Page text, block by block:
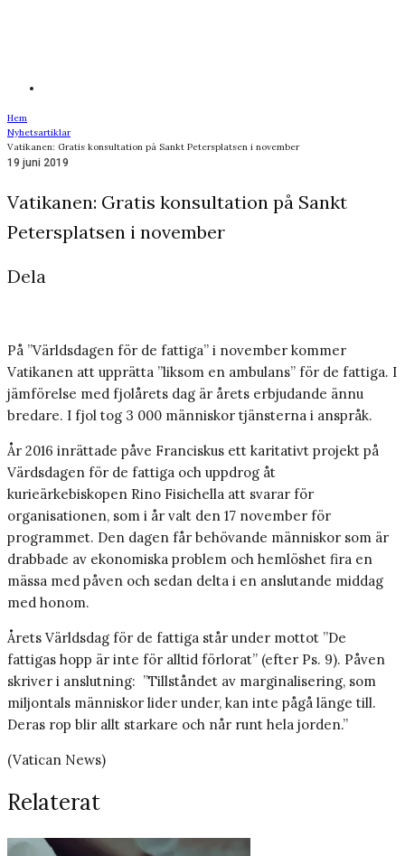
Hem
Nyhetsartiklar
Vatikanen: Gratis konsultation på Sankt Petersplatsen i november
19 juni 2019
Vatikanen: Gratis konsultation på Sankt
Petersplatsen i november
Dela
På ”Världsdagen för de fattiga” i november kommer
Vatikanen att upprätta ”liksom en ambulans” för de fattiga. I
jämförelse med fjolårets dag är årets erbjudande ännu
bredare. I fjol tog 3 000 människor tjänsterna i anspråk.
År 2016 inrättade påve Franciskus ett karitativt projekt på
Värdsdagen för de fattiga och uppdrog åt
kurieärkebiskopen Rino Fisichella att svarar för
organisationen, som i år valt den 17 november för
programmet. Den dagen får behövande människor som är
drabbade av ekonomiska problem och hemlöshet fira en
mässa med påven och sedan delta i en anslutande middag
med honom.
Årets Världsdag för de fattiga står under mottot ”De
fattigas hopp är inte för alltid förlorat” (efter Ps. 9). Påven
skriver i anslutning: ”Tillståndet av marginalisering, som
miljontals människor lider under, kan inte pågå länge till.
Deras rop blir allt starkare och når runt hela jorden.”
(Vatican News)
Relaterat